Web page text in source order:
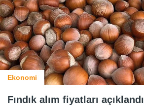
Ekonomi
Fındık alım fiyatları açıklandı